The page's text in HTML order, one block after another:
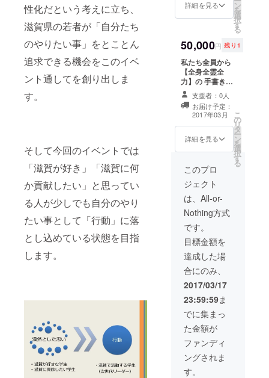
性化だという考えに立ち、
滋賀県の若者が「自分たち
のやりたい事」をとことん
追求できる機会をこのイベ
ント通してを創り出しま
す。
そして今回のイベントでは
「滋賀が好き」「滋賀に何
か貢献したい」と思ってい
る人が少しでも自分のやり
たい事として「行動」に落
とし込めている状態を目指
します。
となります。
【お礼のメッ
フからのお礼の
メッセージを
メールで差し上
げます。 ※イベ
ントの進行に支
障をきたすもの
や法律に抵触す
るもの等お取り
扱い頂けない内
容もございます
のでご了承くだ
さいませ。
の方のご要望に
す。 尚、費用等
はご自身でご負
担いただきま
す。 【kaname
スタッフとの交
流】 滋賀を盛り
上げたい熱い想
いを持つスタッ
フと交流できま
す。 日時は要相
談。 【報告書】
「近江の国ミラ
て与えたものや
参加者の感想、
企画の振り返り
を載せた報告書
を差し上げま
す。 購入いただ
いた方のみへの
限定公開品とな
ります。 【お礼
のメッセージ】
スタッフからの
お礼のメッセー
ジをメールで差
し上げます。 ※
イベントの進行
に支障をきたす
ものや法律に抵
触するもの等お
取り扱い頂けな
い内容もござい
ますのでご了承
くださいませ。
詳細を見る ン
を
選
択
す
る
50,000円 残り1
私たち全員から
【全身全霊全
力】の 手書き
メッセージをお
送り致しま
す！！！！！！
！！！！！！！
！！！！！！！
！！！！！！！
！！！！！！！
！！！！！！！
！！！！！！！
！！！！！！！
支援者：0人
お届け予定：
2017年03月
詳細を見る
こ
の
リ
タ
ー
ン
を
選
択
す
る
このプロ
ジェクト
は、All-or-
Nothing方式
です。
目標金額を
達成した場
合にのみ、
2017/03/17
23:59:59ま
でに集まっ
た金額が
ファンディ
ングされま
す。